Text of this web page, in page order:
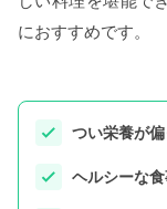
におすすめです。
つい栄養が
ヘルシーな